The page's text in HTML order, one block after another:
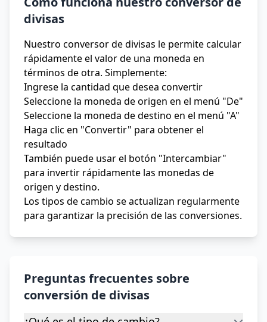
divisas
Nuestro conversor de divisas le permite calcular
rápidamente el valor de una moneda en
términos de otra. Simplemente:
Ingrese la cantidad que desea convertir
Seleccione la moneda de origen en el menú "De"
Seleccione la moneda de destino en el menú "A"
Haga clic en "Convertir" para obtener el
resultado
También puede usar el botón "Intercambiar"
para invertir rápidamente las monedas de
origen y destino.
Los tipos de cambio se actualizan regularmente
para garantizar la precisión de las conversiones.
Preguntas frecuentes sobre
conversión de divisas